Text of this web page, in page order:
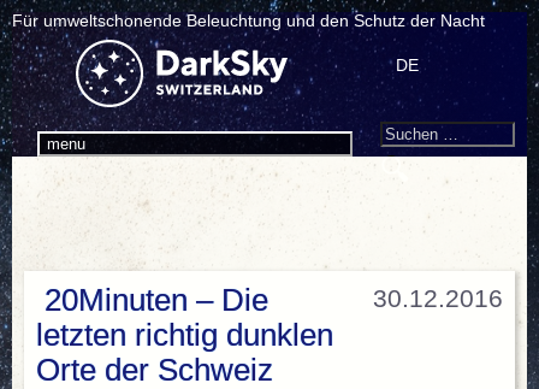
Für umweltschonende Beleuchtung und den Schutz der Nacht
menu
DE
Search
Suchen
30.12.2016
20Minuten – Die
letzten richtig dunklen
Orte der Schweiz